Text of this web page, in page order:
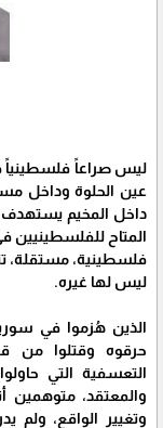
ليس صراعاً فلسطينياً
عين الحلوة وداخل
داخل المخيم يستهدف
المتاح للفلسطينيين
فلسطينية، مستقلة،
ليس لها غيره.
الذين هُزموا في
حرقوه وقتلوا من
التعسفية التي
والمعتقد،
وتغيير الواقع، ولم